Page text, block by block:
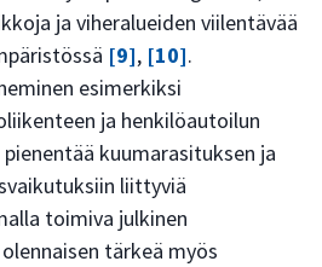
ja viheralueiden viilentävää
[9], [10].
esimerkiksi
ja henkilöautoilun
kuumarasituksen ja
liittyviä
toimiva julkinen
tärkeä myös